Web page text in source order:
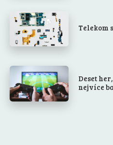
Telekom
Deset
nejvíce